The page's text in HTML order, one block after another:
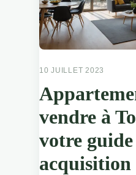
10 JUILLET 2023
vendre à
votre
acquisition